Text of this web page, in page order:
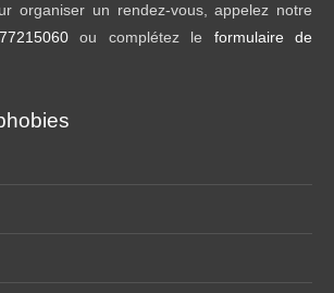
organiser un rendez-vous, appelez notre
ou complétez le formulaire de